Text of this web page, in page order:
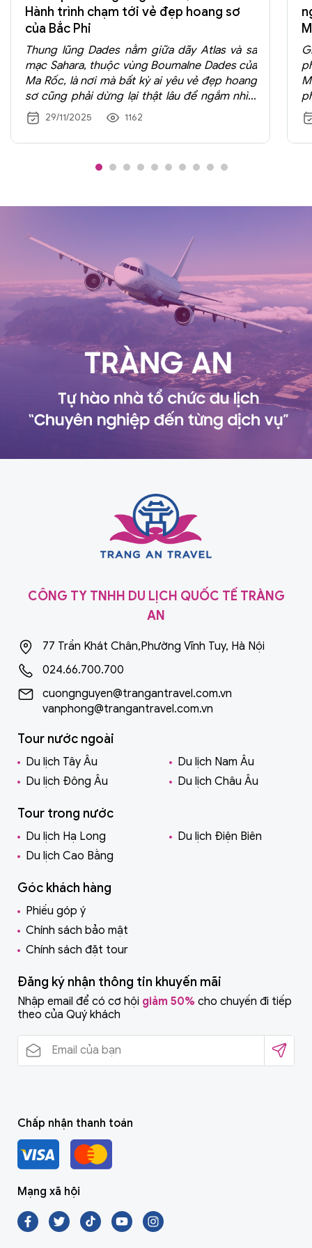
những kỷ niệm không thể nào quên!
Hành trình chạm tới vẻ đẹp hoang sơ
của Bắc Phi
Thung lũng Dades nằm giữa dãy Atlas và sa
mạc Sahara, thuộc vùng Boumalne Dades của
Ma Rốc, là nơi mà bất kỳ ai yêu vẻ đẹp hoang
sơ cũng phải dừng lại thật lâu để ngắm nhìn.
Khung cảnh nơi đây kết hợp giữa sắc đỏ của
núi đá, sắc xanh hiếm hoi của những ốc đảo
nhỏ và những con đường uốn lượn đến mức
29/11/2025 1162
CÔNG TY TNHH DU LỊCH QUỐC TẾ TRÀNG
AN
77 Trần Khát Chân,Phường Vĩnh Tuy, Hà Nội
024.66.700.700
cuongnguyen@trangantravel.com.vn
vanphong@trangantravel.com.vn
Tour nước ngoài
Du lịch Tây Âu
Du lịch Nam Âu
Du lịch Đông Âu
Du lịch Châu Âu
Tour trong nước
Du lịch Hạ Long
Du lịch Điện Biên
Du lịch Cao Bằng
Góc khách hàng
Phiếu góp ý
Chính sách bảo mật
Chính sách đặt tour
Đăng ký nhận thông tin khuyến mãi
Nhập email để có cơ hội giảm 50% cho chuyến đi tiếp
theo của Quý khách
Chấp nhận thanh toán
Mạng xã hội